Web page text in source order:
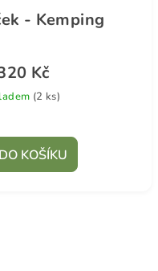
- Kemping
Kč
(2 ks)
DO KOŠÍKU